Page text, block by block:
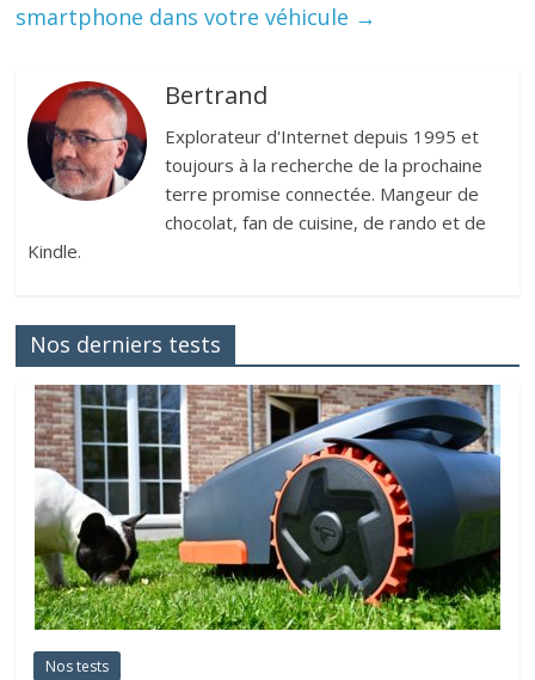
smartphone dans votre véhicule →
Bertrand
Explorateur d'Internet depuis 1995 et
toujours à la recherche de la prochaine
terre promise connectée. Mangeur de
chocolat, fan de cuisine, de rando et de
Kindle.
Nos derniers tests
Nos tests